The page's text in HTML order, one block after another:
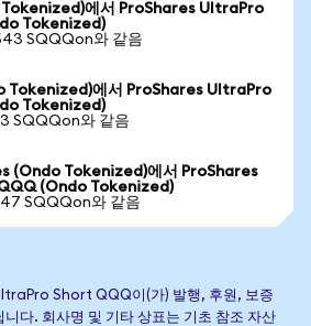
에서 ProShares UltraPro
Tokenized)
SQQQon와 같음
Tokenized)에서 ProShares UltraPro
Tokenized)
SQQQon와 같음
(Ondo Tokenized)에서 ProShares
(Ondo Tokenized)
SQQQon와 같음
Short QQQ이(가) 발행, 후원, 보증
다. 회사명 및 기타 상표는 기초 참조 자산